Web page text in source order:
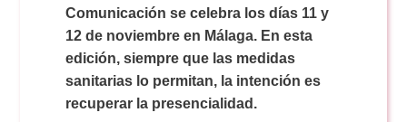
Publicidad y RR.PP
Exámenes Grado
PeriodismoSecretaría Virtual
Comunicación se celebra los días 11 y
12 de noviembre en Málaga. En esta
edición, siempre que las medidas
sanitarias lo permitan, la intención es
recuperar la presencialidad.